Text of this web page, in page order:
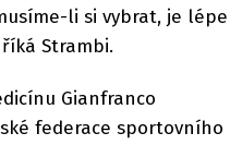
li si vybrat, je lépe
Strambi.
Gianfranco
federace sportovního